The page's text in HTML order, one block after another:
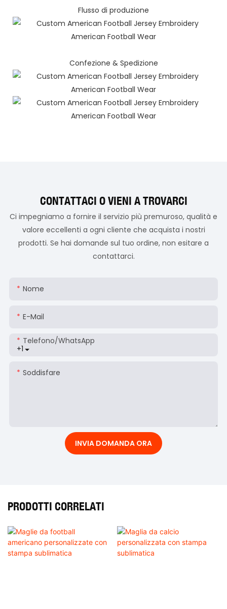
Flusso di produzione
Confezione & Spedizione
CONTATTACI O VIENI A TROVARCI
Ci impegniamo a fornire il servizio più premuroso, qualità e
valore eccellenti a ogni cliente che acquista i nostri
prodotti. Se hai domande sul tuo ordine, non esitare a
contattarci.
Nome
E-Mail
+1
Telefono/WhatsApp
Soddisfare
INVIA DOMANDA ORA
PRODOTTI CORRELATI